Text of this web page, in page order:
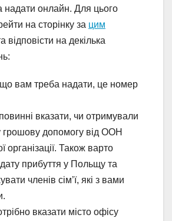
надати онлайн. Для цього
на сторінку за цим
відповісти на декілька
вам треба надати, це номер
вказати, чи отримували
грошову допомогу від ООН
організації. Також варто
прибуття у Польщу та
членів сім’ї, які з вами
вказати місто офісу